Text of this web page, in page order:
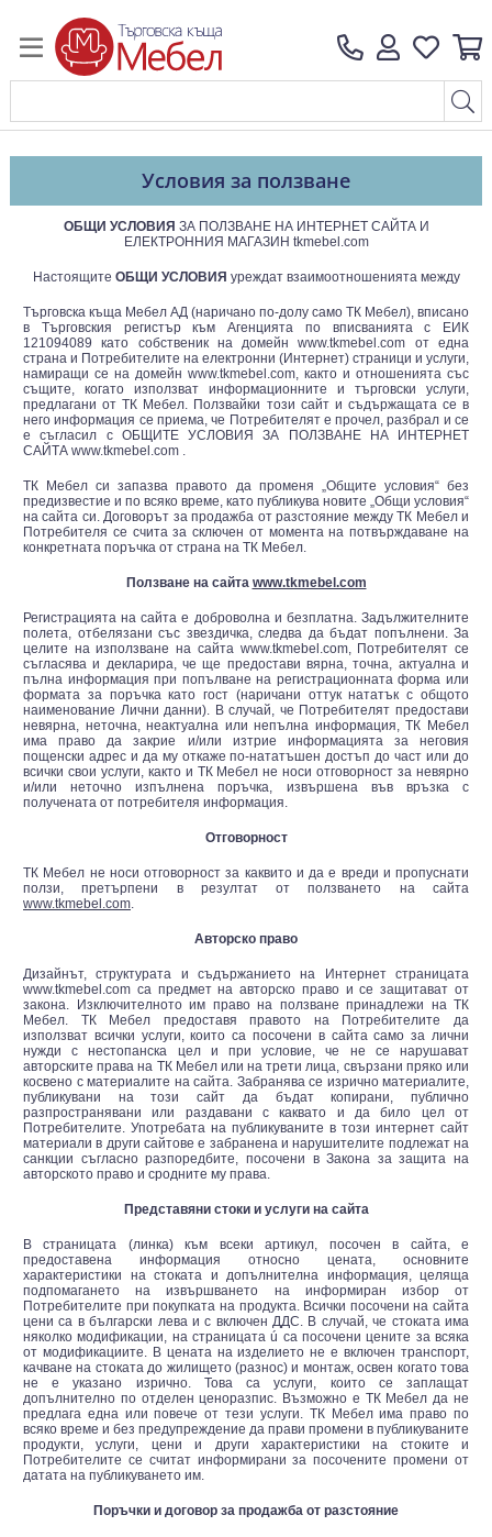
Условия за ползване
ОБЩИ УСЛОВИЯ ЗА ПОЛЗВАНЕ НА ИНТЕРНЕТ САЙТА И
ЕЛЕКТРОННИЯ МАГАЗИН tkmebel.com
Настоящите ОБЩИ УСЛОВИЯ уреждат взаимоотношенията между
Търговска къща Мебел АД (наричано по-долу само ТК Мебел), вписано
в Търговския регистър към Агенцията по вписванията с ЕИК
121094089 като собственик на домейн www.tkmebel.com от една
страна и Потребителите на електронни (Интернет) страници и услуги,
намиращи се на домейн www.tkmebel.com, както и отношенията със
същите, когато използват информационните и търговски услуги,
предлагани от ТК Мебел. Ползвайки този сайт и съдържащата се в
него информация се приема, че Потребителят е прочел, разбрал и се
е съгласил с ОБЩИТЕ УСЛОВИЯ ЗА ПОЛЗВАНЕ НА ИНТЕРНЕТ
САЙТА www.tkmebel.com .
ТК Мебел си запазва правото да променя „Общите условия“ без
предизвестие и по всяко време, като публикува новите „Общи условия“
на сайта си. Договорът за продажба от разстояние между ТК Мебел и
Потребителя се счита за сключен от момента на потвърждаване на
конкретната поръчка от страна на ТК Мебел.
Ползване на сайта www.tkmebel.com
Регистрацията на сайта е доброволна и безплатна. Задължителните
полета, отбелязани със звездичка, следва да бъдат попълнени. За
целите на използване на сайта www.tkmebel.com, Потребителят се
съгласява и декларира, че ще предостави вярна, точна, актуална и
пълна информация при попълване на регистрационната форма или
формата за поръчка като гост (наричани оттук нататък с общото
наименование Лични данни). В случай, че Потребителят предостави
невярна, неточна, неактуална или непълна информация, ТК Мебел
има право да закрие и/или изтрие информацията за неговия
пощенски адрес и да му откаже по-нататъшен достъп до част или до
всички свои услуги, както и ТК Мебел не носи отговорност за невярно
и/или неточно изпълнена поръчка, извършена във връзка с
получената от потребителя информация.
Отговорност
ТК Мебел не носи отговорност за каквито и да е вреди и пропуснати
ползи, претърпени в резултат от ползването на сайта
www.tkmebel.com.
Авторскo правo
Дизайнът, структурата и съдържанието на Интернет страницата
www.tkmebel.com са предмет на авторско право и се защитават от
закона. Изключителното им право на ползване принадлежи на ТК
Мебел. ТК Мебел предоставя правото на Потребителите да
използват всички услуги, които са посочени в сайта само за лични
нужди с нестопанска цел и при условие, че не се нарушават
авторските права на ТК Мебел или на трети лица, свързани пряко или
косвено с материалите на сайта. Забранява се изрично материалите,
публикувани на този сайт да бъдат копирани, публично
разпространявани или раздавани с каквато и да било цел от
Потребителите. Употребата на публикуваните в този интернет сайт
материали в други сайтове е забранена и нарушителите подлежат на
санкции съгласно разпоредбите, посочени в Закона за защита на
авторското право и сродните му права.
Представяни стоки и услуги на сайта
В страницата (линка) към всеки артикул, посочен в сайта, е
предоставена информация относно цената, основните
характеристики на стоката и допълнителна информация, целяща
подпомагането на извършването на информиран избор от
Потребителите при покупката на продукта. Всички посочени на сайта
цени са в български лева и с включен ДДС. В случай, че стоката има
няколко модификации, на страницата ú са посочени цените за всяка
от модификациите. В цената на изделието не е включен транспорт,
качване на стоката до жилището (разнос) и монтаж, освен когато това
не е указано изрично. Това са услуги, които се заплащат
допълнително по отделен ценоразпис. Възможно е ТК Мебел да не
предлага една или повече от тези услуги. ТК Мебел има право по
всяко време и без предупреждение да прави промени в публикуваните
продукти, услуги, цени и други характеристики на стоките и
Потребителите се считат информирани за посочените промени от
датата на публикуването им.
Поръчки и договор за продажба от разстояние